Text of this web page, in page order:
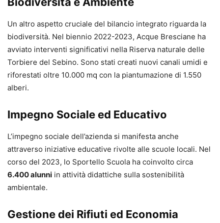
Un altro aspetto cruciale del bilancio integrato riguarda la
biodiversità. Nel biennio 2022-2023, Acque Bresciane ha
avviato interventi significativi nella Riserva naturale delle
Torbiere del Sebino. Sono stati creati nuovi canali umidi e
riforestati oltre 10.000 mq con la piantumazione di 1.550
alberi.
Impegno Sociale ed Educativo
L’impegno sociale dell’azienda si manifesta anche
attraverso iniziative educative rivolte alle scuole locali. Nel
corso del 2023, lo Sportello Scuola ha coinvolto circa
6.400 alunni in attività didattiche sulla sostenibilità
ambientale.
Gestione dei Rifiuti ed Economia